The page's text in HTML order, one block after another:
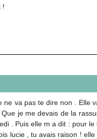
!
va pas te dire non . Elle
je me devais de la
. Puis elle m a dit : pour le
lucie , tu avais raison !